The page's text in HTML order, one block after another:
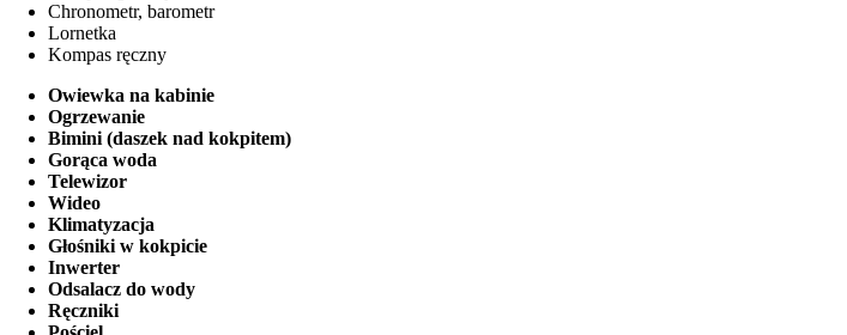
Chronometr, barometr
Lornetka
Kompas ręczny
Owiewka na kabinie
Ogrzewanie
Bimini (daszek nad kokpitem)
Gorąca woda
Telewizor
Wideo
Klimatyzacja
Głośniki w kokpicie
Inwerter
Odsalacz do wody
Ręczniki